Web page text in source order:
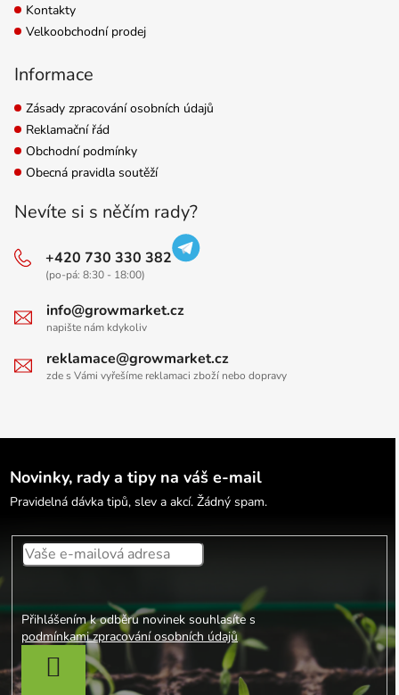
Kontakty
Velkoobchodní prodej
Informace
Zásady zpracování osobních údajů
Reklamační řád
Obchodní podmínky
Obecná pravidla soutěží
Nevíte si s něčím rady?
+420 730 330 382
(po-pá: 8:30 - 18:00)
info@growmarket.cz
napište nám kdykoliv
reklamace@growmarket.cz
zde s Vámi vyřešíme reklamaci zboží nebo dopravy
Novinky, rady a tipy na váš e-mail
Pravidelná dávka tipů, slev a akcí. Žádný spam.
Přihlášením k odběru novinek souhlasíte s
podmínkami zpracování osobních údajů